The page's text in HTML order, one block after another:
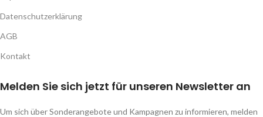
Datenschutzerklärung
AGB
Kontakt
Melden Sie sich jetzt für unseren Newsletter an
Um sich über Sonderangebote und Kampagnen zu informieren, melden